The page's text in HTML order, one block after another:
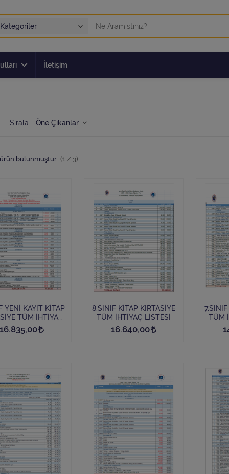
İletişim
Sırala
bulunmuştur. (1 / 3)
KAYIT KİTAP
TÜM İHTİYAÇ
HARİÇ
16.835,00
8.SINIF KİTAP KIRTASİYE
TÜM İHTİYAÇ LİSTESİ
16.640,00